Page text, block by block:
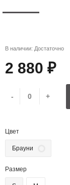
В наличии: Достаточно
2 880 ₽
- +
Цвет
Брауни
Размер